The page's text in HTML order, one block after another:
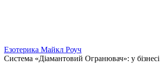
Езотерика Майкл Роуч
Система «Діамантовий Огранювач»: у